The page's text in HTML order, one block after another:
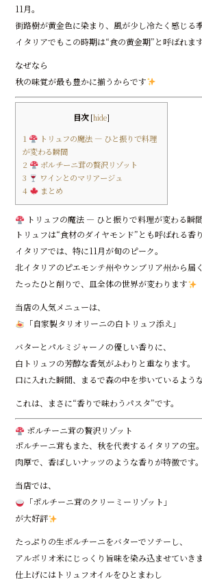
b
o
o
k
r
11月。
街路樹が黄金色に染まり、風が少し冷たく感じる季
イタリアでもこの時期は“食の黄金期”と呼ばれま
なぜなら――
秋の味覚が最も豊かに揃うからです
目次 [hide]
1
トリュフの魔法 ― ひと振りで料理
が変わる瞬間
2
ポルチーニ茸の贅沢リゾット
3
ワインとのマリアージュ
4
まとめ
トリュフの魔法 ― ひと振りで料理が変わる瞬
トリュフは“食材のダイヤモンド”とも呼ばれる香
イタリアでは、特に11月が旬のピーク。
北イタリアのピエモンテ州やウンブリア州から届
たったひと削りで、皿全体の世界が変わります
当店の人気メニューは、
「自家製タリオリーニの白トリュフ添え」
バターとパルミジャーノの優しい香りに、
白トリュフの芳醇な香気がふわりと重なります。
口に入れた瞬間、まるで森の中を歩いているよ
これは、まさに“香りで味わうパスタ”です。
ポルチーニ茸の贅沢リゾット
ポルチーニ茸もまた、秋を代表するイタリアの宝。
肉厚で、香ばしいナッツのような香りが特徴です。
当店では、
「ポルチーニ茸のクリーミーリゾット」
が大好評
たっぷりの生ポルチーニをバターでソテーし、
アルボリオ米にじっくり旨味を染み込ませていきま
仕上げにはトリュフオイルをひとまわし――